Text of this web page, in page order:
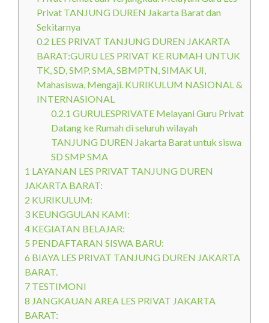
Privat TANJUNG DUREN Jakarta Barat dan
Sekitarnya
0.2 LES PRIVAT TANJUNG DUREN JAKARTA
BARAT:GURU LES PRIVAT KE RUMAH UNTUK
TK, SD, SMP, SMA, SBMPTN, SIMAK UI,
Mahasiswa, Mengaji. KURIKULUM NASIONAL &
INTERNASIONAL
0.2.1 GURULESPRIVATE Melayani Guru Privat
Datang ke Rumah di seluruh wilayah
TANJUNG DUREN Jakarta Barat untuk siswa
SD SMP SMA
1 LAYANAN LES PRIVAT TANJUNG DUREN
JAKARTA BARAT:
2 KURIKULUM:
3 KEUNGGULAN KAMI:
4 KEGIATAN BELAJAR:
5 PENDAFTARAN SISWA BARU:
6 BIAYA LES PRIVAT TANJUNG DUREN JAKARTA
BARAT.
7 TESTIMONI
8 JANGKAUAN AREA LES PRIVAT JAKARTA
BARAT: